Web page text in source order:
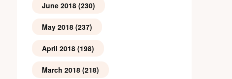
June 2018(230)
May 2018(237)
April 2018(198)
March 2018(218)